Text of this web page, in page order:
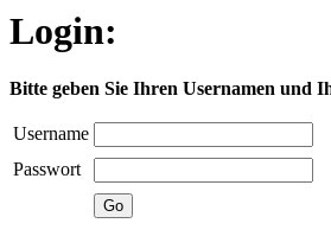
Login:
Bitte geben Sie Ihren Usernamen und
Username
Passwort